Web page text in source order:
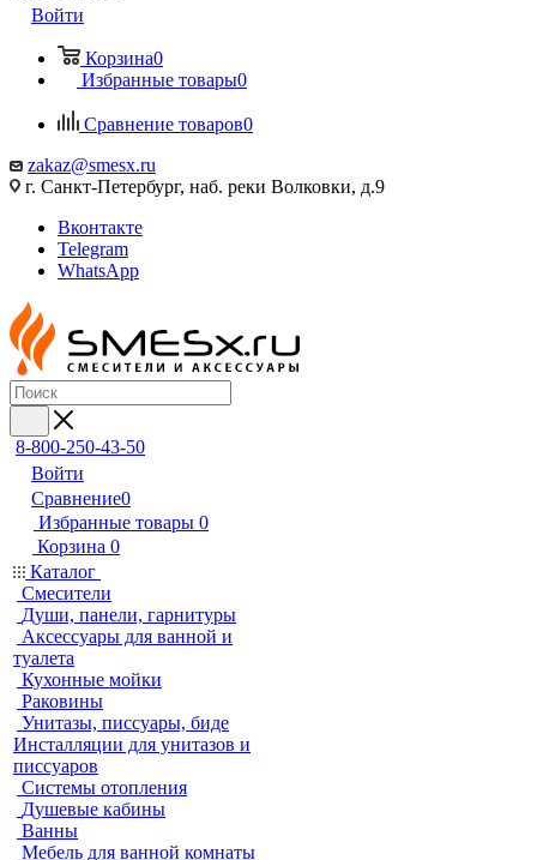
Войти
Корзина0
Избранные товары0
Сравнение товаров0
zakaz@smesx.ru
г. Санкт-Петербург, наб. реки Волковки, д.9
Вконтакте
Telegram
WhatsApp
8-800-250-43-50
Войти
Сравнение0
Избранные товары 0
Корзина 0
Каталог
Смесители
Души, панели, гарнитуры
Аксессуары для ванной и
туалета
Кухонные мойки
Раковины
Унитазы, писсуары, биде
Инсталляции для унитазов и
писсуаров
Системы отопления
Душевые кабины
Ванны
Мебель для ванной комнаты